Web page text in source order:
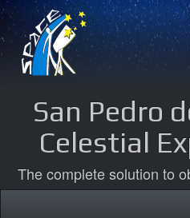
San Pedro
Celestial
The complete solution to